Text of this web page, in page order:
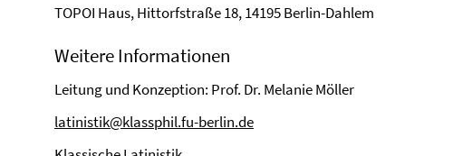
TOPOI Haus, Hittorfstraße 18, 14195 Berlin-Dahlem
Weitere Informationen
Leitung und Konzeption: Prof. Dr. Melanie Möller
latinistik@klassphil.fu-berlin.de